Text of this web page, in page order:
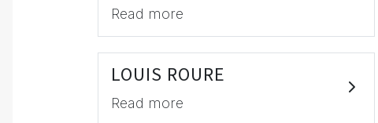
Read more
LOUIS ROURE
Read more